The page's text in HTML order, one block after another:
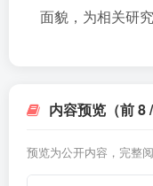
面貌，为相关研
内容预览（前 8 /
预览为公开内容，完整